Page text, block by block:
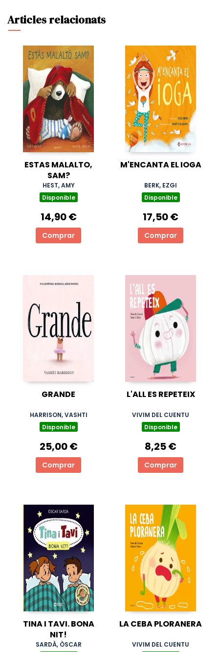
Articles relacionats
ESTAS MALALTO,
SAM?
HEST, AMY
Disponible
14,90 €
Comprar
M'ENCANTA EL IOGA
BERK, EZGI
Disponible
17,50 €
Comprar
GRANDE
HARRISON, VASHTI
Disponible
25,00 €
Comprar
L'ALL ES REPETEIX
VIVIM DEL CUENTU
Disponible
8,25 €
Comprar
TINA I TAVI. BONA
NIT!
SARDÀ, ÒSCAR
LA CEBA PLORANERA
VIVIM DEL CUENTU